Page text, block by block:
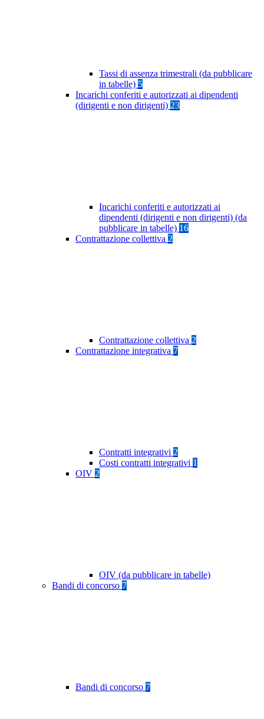
Tassi di assenza trimestrali (da pubblicare
in tabelle) 5
Incarichi conferiti e autorizzati ai dipendenti
(dirigenti e non dirigenti) 23
Incarichi conferiti e autorizzati ai
dipendenti (dirigenti e non dirigenti) (da
pubblicare in tabelle) 16
Contrattazione collettiva 2
Contrattazione collettiva 2
Contrattazione integrativa 7
Contratti integrativi 2
Costi contratti integrativi 1
OIV 2
OIV (da pubblicare in tabelle)
Bandi di concorso 7
Bandi di concorso 7